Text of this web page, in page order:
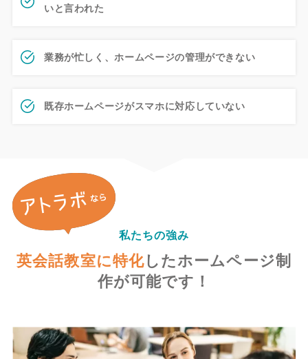
いと言われた
業務が忙しく、ホームページの管理ができない
既存ホームページがスマホに対応していない
私たちの強み
英会話教室に特化したホームページ制
作が可能です！